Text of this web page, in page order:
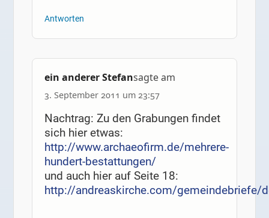
Antworten
ein anderer Stefansagte am
3. September 2011 um 23:57
Nachtrag: Zu den Grabungen findet
sich hier etwas:
http://www.archaeofirm.de/mehrere-
hundert-bestattungen/
und auch hier auf Seite 18:
http://andreaskirche.com/gemeindebriefe/